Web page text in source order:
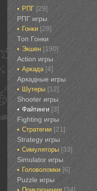
РПГ [29]
РПГ игры
Гонки‎ [28]
Топ Гонки‎
Экшен [190]
‎Action игры
Аркада‎ [4]
Аркадные игры
Шутеры‎ [12]
‎Shooter игры
Файтинги‎ [3]
Fighting игры
Стратегии‎ [21]
Strategy игры
Симуляторы‎ [33]
Simulator игры
Головоломки‎ [6]
Puzzle игры